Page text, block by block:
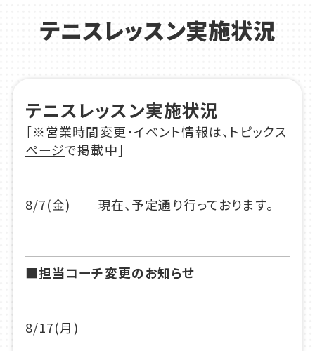
テニスレッスン実施状況
テニスレッスン実施状況
［※営業時間変更・イベント情報は、 トピックス
ページで掲載中］
8/7(金) 現在、予定通り行っております。
■担当コーチ変更のお知らせ
8/17(月)